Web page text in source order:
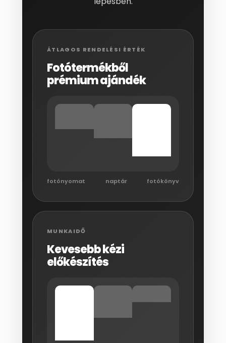
ÁTLAGOS RENDELÉSI ÉRTÉK
Fotótermékből
prémium ajándék
fotónyomat naptár fotókönyv
MUNKAIDŐ
Kevesebb kézi
előkészítés